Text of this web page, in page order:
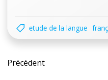
etude de la langue
Post
Précédent